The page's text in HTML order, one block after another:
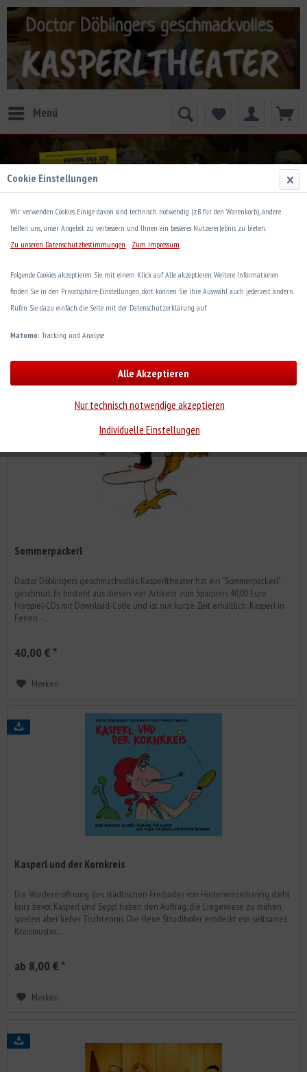
Menü
Produkte von Doctor Döblingers geschmackvolles
Kasperltheater
Sommerpackerl
Doctor Döblingers geschmackvolles Kasperltheater hat ein "Sommerpackerl"
geschnürt. Es besteht aus diesen vier Artikeln zum Sparpreis 40,00 Euro
Hörspiel-CDs mit Download-Code und ist nur kurze Zeit erhältlich: Kasperl in
Ferien -...
40,00 € *
Merken
Kasperl und der Kornkreis
Die Wiedereröffnung des städtischen Freibades von Hinterwieselharing steht
kurz bevor. Kasperl und Seppl haben den Auftrag, die Liegewiese zu mähen,
spielen aber lieber Tischtennis. Die Hexe Strudlhofer entdeckt ein seltsames
Kreismuster...
ab 8,00 € *
Merken
Cookie Einstellungen
Wir verwenden Cookies. Einige davon sind technisch notwendig (z.B. für den Warenkorb), andere
helfen uns, unser Angebot zu verbessern und Ihnen ein besseres Nutzererlebnis zu bieten.
Zu unseren Datenschutzbestimmungen.
Zum Impressum
Folgende Cookies akzeptieren Sie mit einem Klick auf Alle akzeptieren. Weitere Informationen
finden Sie in den Privatsphäre-Einstellungen, dort können Sie Ihre Auswahl auch jederzeit ändern.
Rufen Sie dazu einfach die Seite mit der Datenschutzerklärung auf.
Matomo: Tracking und Analyse
Individuelle Einstellungen
Nur technisch notwendige akzeptieren
Alle Akzeptieren